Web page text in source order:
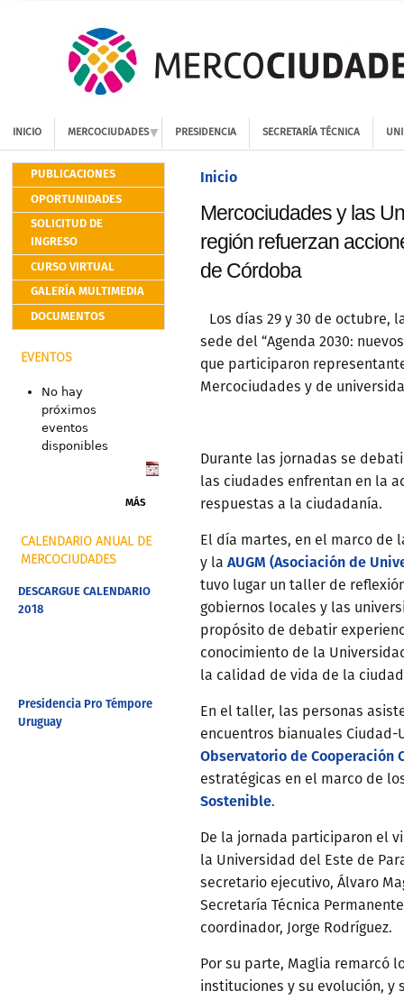
INICIO MERCOCIUDADES PRESIDENCIA SECRETARÍA TÉCNICA
PUBLICACIONES
OPORTUNIDADES
SOLICITUD DE
INGRESO
CURSO VIRTUAL
GALERÍA MULTIMEDIA
DOCUMENTOS
EVENTOS
No hay
próximos
eventos
disponibles
MÁS
CALENDARIO ANUAL DE
MERCOCIUDADES
DESCARGUE CALENDARIO
2018
Presidencia Pro Témpore
Uruguay
Inicio
Mercociudades y las
región refuerzan
de Córdoba
Los días 29 y 30 de octubre,
sede del “Agenda 2030:
que participaron
Mercociudades y de
Durante las jornadas se
las ciudades enfrentan en la
respuestas a la ciudadanía.
El día martes, en el marco de
y la AUGM (Asociación de
tuvo lugar un taller de
gobiernos locales y las
propósito de debatir
conocimiento de la
la calidad de vida de la
En el taller, las personas
encuentros bianuales
Observatorio de Cooperación
estratégicas en el marco de
Sostenible.
De la jornada participaron el
la Universidad del Este de
secretario ejecutivo, Álvaro
Secretaría Técnica
coordinador, Jorge Rodríguez.
Por su parte, Maglia remarcó
instituciones y su evolución, y